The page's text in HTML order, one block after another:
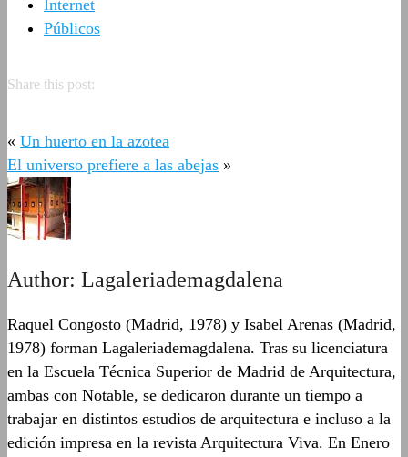
Internet
Públicos
Share this post:
« Un huerto en la azotea
El universo prefiere a las abejas »
Author: Lagaleriademagdalena
Raquel Congosto (Madrid, 1978) y Isabel Arenas (Madrid,
1978) forman Lagaleriademagdalena. Tras su licenciatura
en la Escuela Técnica Superior de Madrid de Arquitectura,
ambas con Notable, se dedicaron durante un tiempo a
trabajar en distintos estudios de arquitectura e incluso a la
edición impresa en la revista Arquitectura Viva. En Enero